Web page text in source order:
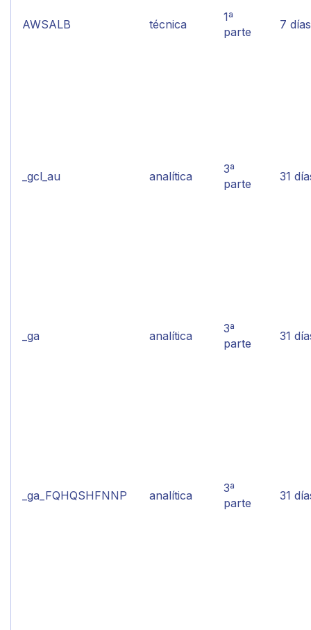
AWSALB técnica
1ª
parte
7 días
_gcl_au analítica
3ª
parte
31
_ga analítica
3ª
parte
31
_ga_FQHQSHFNNP analítica
3ª
parte
31